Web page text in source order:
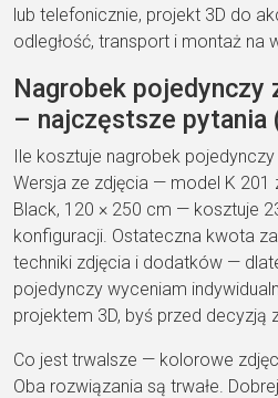
lub telefonicznie, projekt 3D do
odległość, transport i montaż na
Nagrobek pojedynczy
– najczęstsze pytania
Ile kosztuje nagrobek
Wersja ze zdjęcia — model K 201
Black, 120 × 250 cm — kosztuje
konfiguracji. Ostateczna kwota
techniki zdjęcia i dodatków —
pojedynczy wyceniam
projektem 3D, byś przed decyzją
Co jest trwalsze — kolorowe
Oba rozwiązania są trwałe.